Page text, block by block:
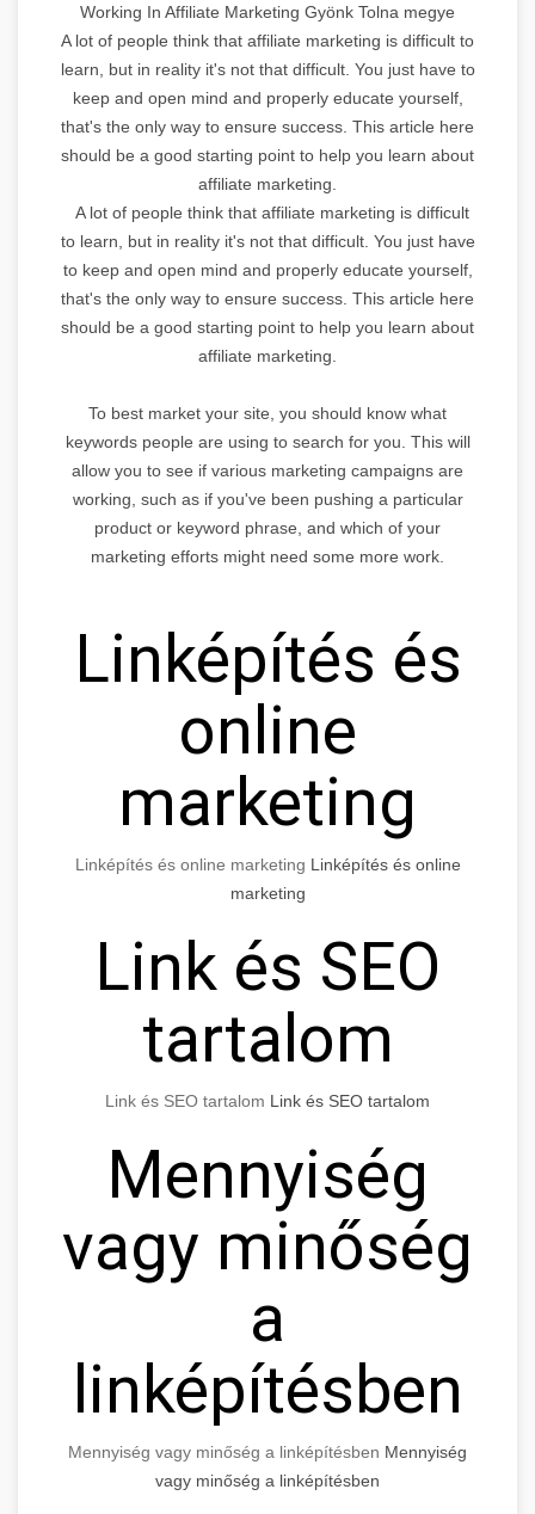
Working In Affiliate Marketing Gyönk Tolna megye
A lot of people think that affiliate marketing is difficult to
learn, but in reality it's not that difficult. You just have to
keep and open mind and properly educate yourself,
that's the only way to ensure success. This article here
should be a good starting point to help you learn about
affiliate marketing.
A lot of people think that affiliate marketing is difficult
to learn, but in reality it's not that difficult. You just have
to keep and open mind and properly educate yourself,
that's the only way to ensure success. This article here
should be a good starting point to help you learn about
affiliate marketing.
To best market your site, you should know what
keywords people are using to search for you. This will
allow you to see if various marketing campaigns are
working, such as if you've been pushing a particular
product or keyword phrase, and which of your
marketing efforts might need some more work.
Linképítés és
online
marketing
Linképítés és online marketing Linképítés és online
marketing
Link és SEO
tartalom
Link és SEO tartalom Link és SEO tartalom
Mennyiség
vagy minőség
a
linképítésben
Mennyiség vagy minőség a linképítésben Mennyiség
vagy minőség a linképítésben